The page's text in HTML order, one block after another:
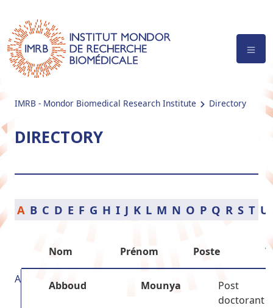
IMRB - Mondor Biomedical Research Institute Directory
DIRECTORY
A B C D E F G H I J K L M N O P Q R S T U
Nom Prénom Poste
A Abboud Mounya
Post
doctorant